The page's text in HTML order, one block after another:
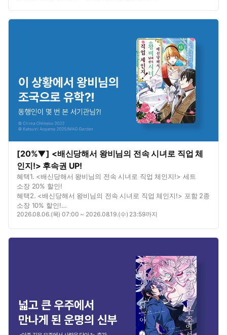
[20%▼] <배신당해서 왕비님의 전속 시녀로 직업 체
인지!> 후속권 UP!
혜택1. <배신당해서 왕비님의 전속 시녀로 직업 체인지!> 세트
소장 20% 할인!
혜택2. <배신당해서 왕비님의 전속 시녀로 직업 체인지!> 포함 2종
소장 10% 할인!
혜택3. <배신당해서 왕비님의 전속 시녀로 직업 체인지!> 포함 2종
2026.08.06.(목) 07:00 ~ 2026.08.19.(수) 23:59까지